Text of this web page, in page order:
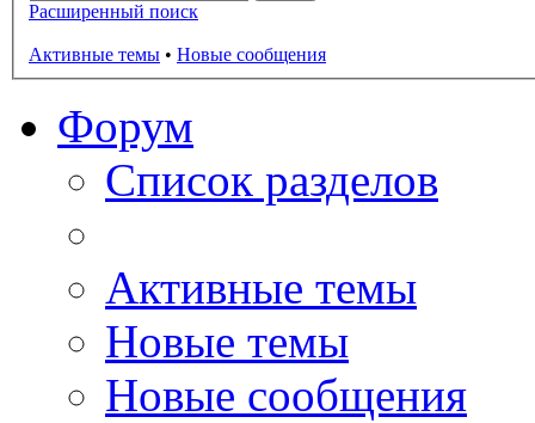
Расширенный поиск
Активные темы • Новые сообщения
Форум
Список разделов
Активные темы
Новые темы
Новые сообщения